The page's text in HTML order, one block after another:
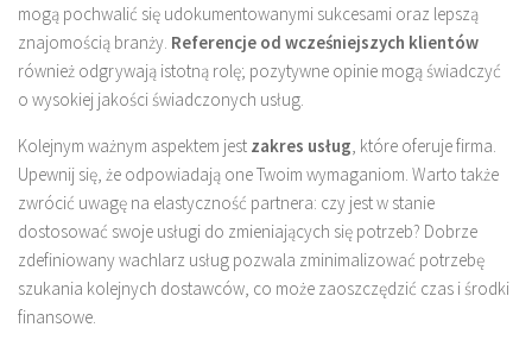
mogą pochwalić się udokumentowanymi sukcesami oraz lepszą
znajomością branży. Referencje od wcześniejszych klientów
również odgrywają istotną rolę; pozytywne opinie mogą świadczyć
o wysokiej jakości świadczonych usług.
Kolejnym ważnym aspektem jest zakres usług , które oferuje firma.
Upewnij się, że odpowiadają one Twoim wymaganiom. Warto także
zwrócić uwagę na elastyczność partnera: czy jest w stanie
dostosować swoje usługi do zmieniających się potrzeb? Dobrze
zdefiniowany wachlarz usług pozwala zminimalizować potrzebę
szukania kolejnych dostawców, co może zaoszczędzić czas i środki
finansowe.